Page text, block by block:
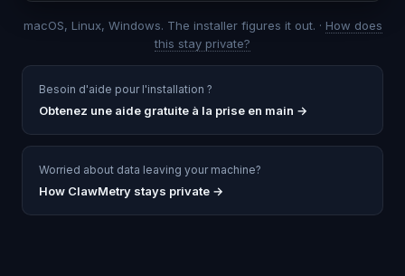
macOS, Linux, Windows. The installer figures it out. · How does
this stay private?
Besoin d'aide pour l'installation ?
Obtenez une aide gratuite à la prise en main →
Worried about data leaving your machine?
How ClawMetry stays private →